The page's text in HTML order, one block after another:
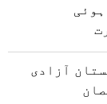
آزادی